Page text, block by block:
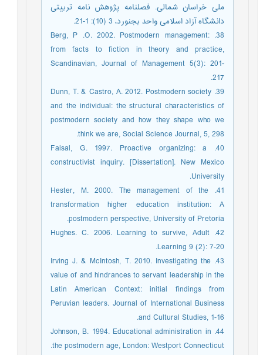
ملی خراسان شمالی. فصلنامه پژوهش نامه تربیتی
دانشگاه آزاد اسلامی واحد بجنورد، 3 (10): 1-21.
38. Berg, P .O. 2002. Postmodern management:
from facts to fiction in theory and practice,
Scandinavian, Journal of Management 5(3): 201-
217.
39. Dunn, T. & Castro, A. 2012. Postmodern society
and the individual: the structural characteristics of
postmodern society and how they shape who we
think we are, Social Science Journal, 5, 298.
40. Faisal, G. 1997. Proactive organizing: a
constructivist inquiry. [Dissertation]. New Mexico
University.
41. Hester, M. 2000. The management of the
transformation higher education institution: A
postmodern perspective, University of Pretoria.
42. Hughes. C. 2006. Learning to survive, Adult
Learning 9 (2): 7-20.
43. Irving J. & McIntosh, T. 2010. Investigating the
value of and hindrances to servant leadership in the
Latin American Context: initial findings from
Peruvian leaders. Journal of International Business
and Cultural Studies, 1-16.
44. Johnson, B. 1994. Educational administration in
the postmodern age, London: Westport Connecticut.